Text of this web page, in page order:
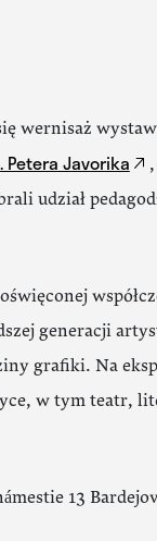
wernisaż
Petera Javorika
udział
generacji
grafiki. Na
w tym teatr,
13